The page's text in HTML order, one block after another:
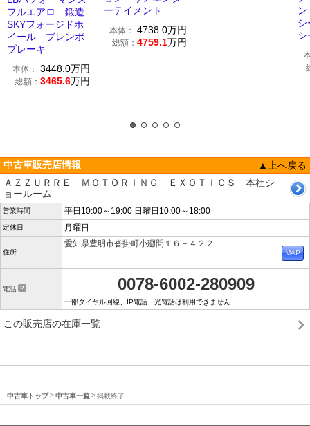
フルエアロ 鍛造
SKYフォージドホ
イール ブレンボ
ブレーキ
本体： 3448.0万円
総額： 3465.6万円
ーテイメント
本体： 4738.0万円
総額： 4759.1万円
シ
中古車販売店情報
▲上へ戻る
ＡＺＺＵＲＲＥ ＭＯＴＯＲＩＮＧ ＥＸＯＴＩＣＳ 本社シ
ョールーム
営業時間 平日10:00～19:00 日曜日10:00～18:00
定休日 月曜日
住所
愛知県豊明市沓掛町小廻間１６－４２２
電話 0078-6002-280909
一部ダイヤル回線、IP電話、光電話は利用できません
この販売店の在庫一覧
中古車トップ 中古車一覧 掲載終了